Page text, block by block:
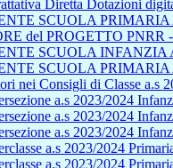
Diretta Dotazioni
SCUOLA PRIMARIA
del PROGETTO PNRR -
SCUOLA INFANZIA
SCUOLA PRIMARIA
nei Consigli di Classe a.s
a.s 2023/2024
a.s 2023/2024
a.s 2023/2024
a.s 2023/2024
a.s 2023/2024